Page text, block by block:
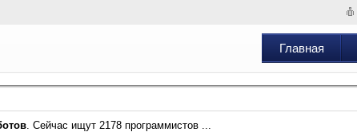
Главная
. Сейчас ищут 2178 программистов ...